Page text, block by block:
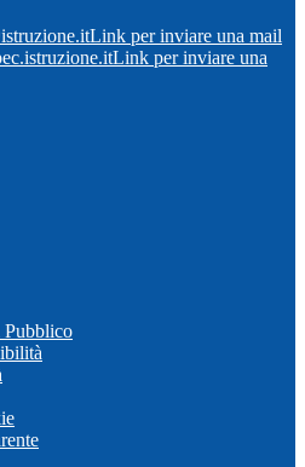
Link per inviare una mail
Link per inviare una